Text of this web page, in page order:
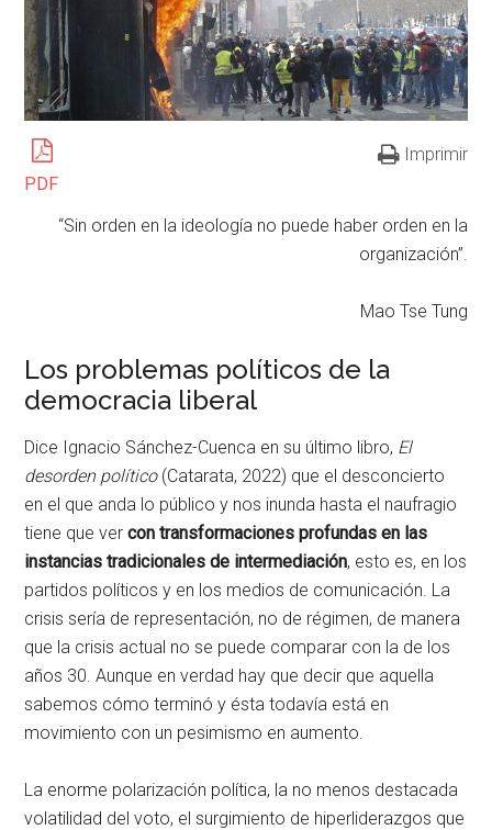
PDF
Imprimir
“Sin orden en la ideología no puede haber orden en la
organización”.
Mao Tse Tung
Los problemas políticos de la
democracia liberal
Dice Ignacio Sánchez-Cuenca en su último libro, El
desorden político (Catarata, 2022) que el desconcierto
en el que anda lo público y nos inunda hasta el naufragio
tiene que vercon transformaciones profundas en las
instancias tradicionales de intermediación, esto es, en los
partidos políticos y en los medios de comunicación. La
crisis sería de representación, no de régimen, de manera
que la crisis actual no se puede comparar con la de los
años 30. Aunque en verdad hay que decir que aquella
sabemos cómo terminó y ésta todavía está en
movimiento con un pesimismo en aumento.
La enorme polarización política, la no menos destacada
volatilidad del voto, el surgimiento de hiperliderazgos que